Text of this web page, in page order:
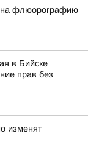
флюорографию
в Бийске
прав без
изменят